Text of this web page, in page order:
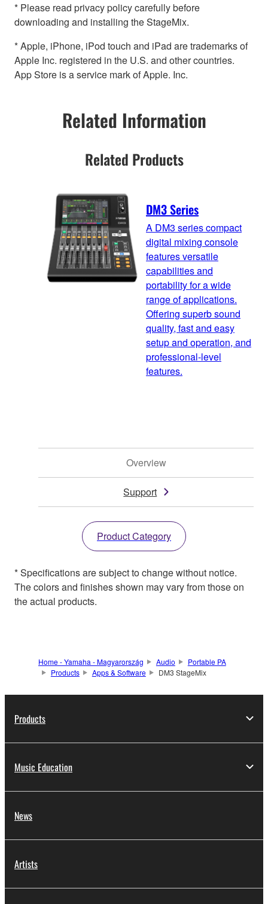
* Please read privacy policy carefully before
downloading and installing the StageMix.
* Apple, iPhone, iPod touch and iPad are trademarks of
Apple Inc. registered in the U.S. and other countries.
App Store is a service mark of Apple. Inc.
Related Information
Related Products
DM3 Series
A DM3 series compact
digital mixing console
features versatile
capabilities and
portability for a wide
range of applications.
Offering superb sound
quality, fast and easy
setup and operation, and
professional-level
features.
Overview
Support
Product Category
* Specifications are subject to change without notice.
The colors and finishes shown may vary from those on
the actual products.
Home - Yamaha - Magyarország Audio
Portable PA
Products
Apps & Software DM3 StageMix
Products
Music Education
News
Artists